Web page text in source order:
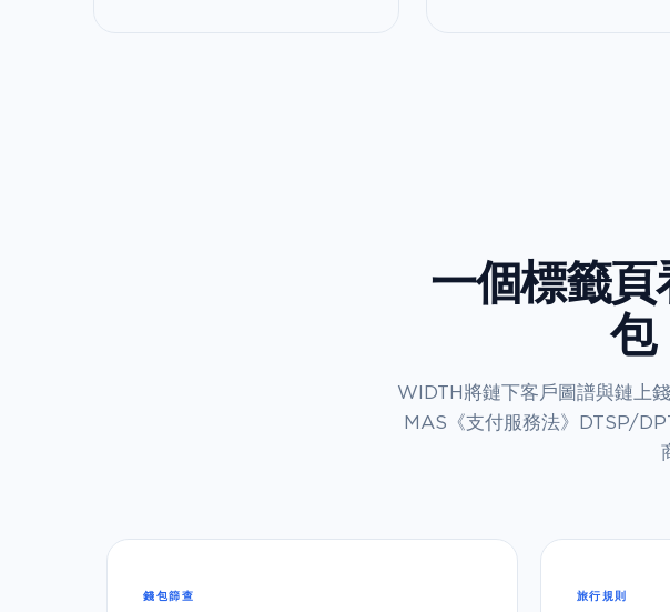
一個標籤
包
WIDTH將鏈下客戶圖譜與鏈上
MAS《支付服務法》DTSP/
錢包篩查 旅行規則